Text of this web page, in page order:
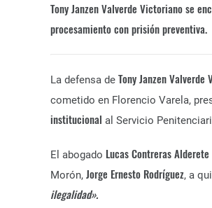
Tony Janzen Valverde Victoriano se
procesamiento con prisión preventiva.
La defensa de Tony Janzen Valverde
cometido en Florencio Varela,
institucional al Servicio
El abogado Lucas Contreras Alderete
Morón, Jorge Ernesto Rodríguez, a
ilegalidad».